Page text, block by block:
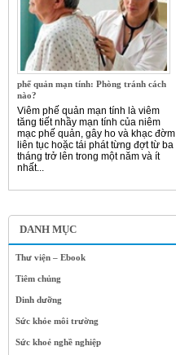
DANH MỤC
Thư viện – Ebook
Tiêm chủng
Dinh dưỡng
Sức khỏe môi trường
Sức khoẻ nghề nghiệp
phế quản mạn tính: Phòng tránh cách
nào?
Viêm phế quản mạn tính là viêm
tăng tiết nhầy mạn tính của niêm
mạc phế quản, gây ho và khạc đờm
liên tục hoặc tái phát từng đợt từ ba
tháng trở lên trong một năm và ít
nhất...